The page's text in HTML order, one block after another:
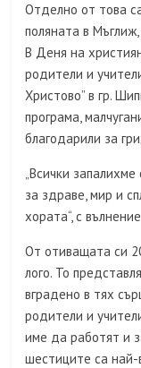
Отделно от това
поляната в
В Деня на
родители и
Христово” в гр.
програма,
благодарили за
„Всички
за здраве, мир и
хората“, с
От отиващата си
лого. То
вградено в тях
родители и
име да работят и
шестиците са най-